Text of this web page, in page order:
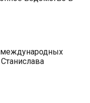
международных